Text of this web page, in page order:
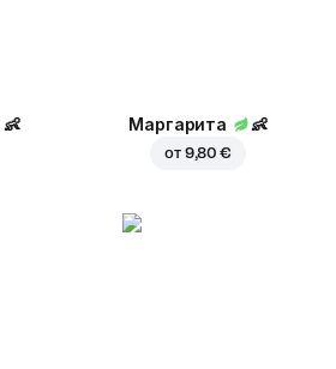
👶 Маргарита 👶
от 9,80 €